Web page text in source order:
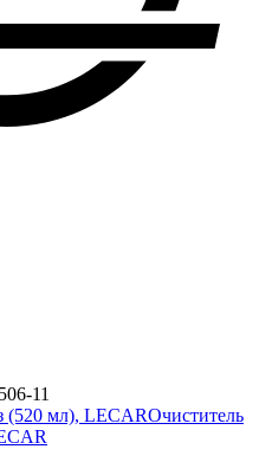
11
(520 мл), LECARОчиститель